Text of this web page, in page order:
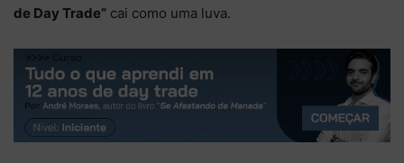
de Day Trade” cai como uma luva.